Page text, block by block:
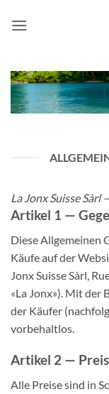
Inhalt
La Jonx Suisse
Artikel 1 —
Diese Allgemeinen
Käufe auf der
Jonx Suisse Sàrl,
«La Jonx»). Mit der
der Käufer
vorbehaltlos.
Artikel 2 —
Alle Preise sind in